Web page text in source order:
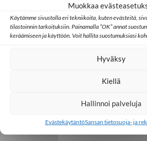
Muokkaa
Käytämme sivustolla eri tekniikoita, kuten evästeitä,
tilastoinnin tarkoituksiin. Painamalla ”OK” annat
keräämiseen ja käyttöön. Voit hallita suostumuksiasi
Hyväksy
Kiellä
Hallinnoi palveluja
EvästekäytäntöSansan tietosuoja- ja